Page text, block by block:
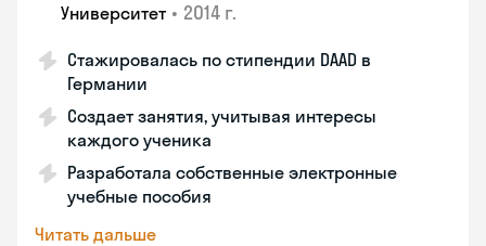
Университет • 2014 г.
Стажировалась по стипендии DAAD в
Германии
Создает занятия, учитывая интересы
каждого ученика
Разработала собственные электронные
учебные пособия
Читать дальше